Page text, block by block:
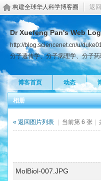
构建全球华人科学博客圈 返
Dr Xuefeng Pan's Web Log
http://blog.sciencenet.cn/u/
分子遗传学、分子病理学、分子
博客首页 动态
相册
« 返回图片列表 当前第 6 张
MolBiol-007.JPG